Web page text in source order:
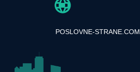
POSLOVNE-STRANE.COM